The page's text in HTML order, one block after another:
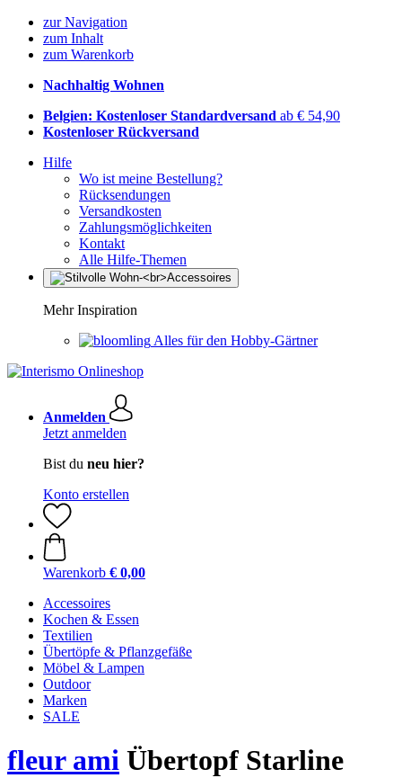
zur Navigation
zum Inhalt
zum Warenkorb
Nachhaltig Wohnen
Belgien: Kostenloser Standardversand ab € 54,90
Kostenloser Rückversand
Hilfe
Wo ist meine Bestellung?
Rücksendungen
Versandkosten
Zahlungsmöglichkeiten
Kontakt
Alle Hilfe-Themen
Mehr Inspiration
Alles für den Hobby-Gärtner
Anmelden
Jetzt anmelden
Bist du neu hier?
Konto erstellen
Warenkorb € 0,00
Accessoires
Kochen & Essen
Textilien
Übertöpfe & Pflanzgefäße
Möbel & Lampen
Outdoor
Marken
SALE
fleur ami Übertopf Starline